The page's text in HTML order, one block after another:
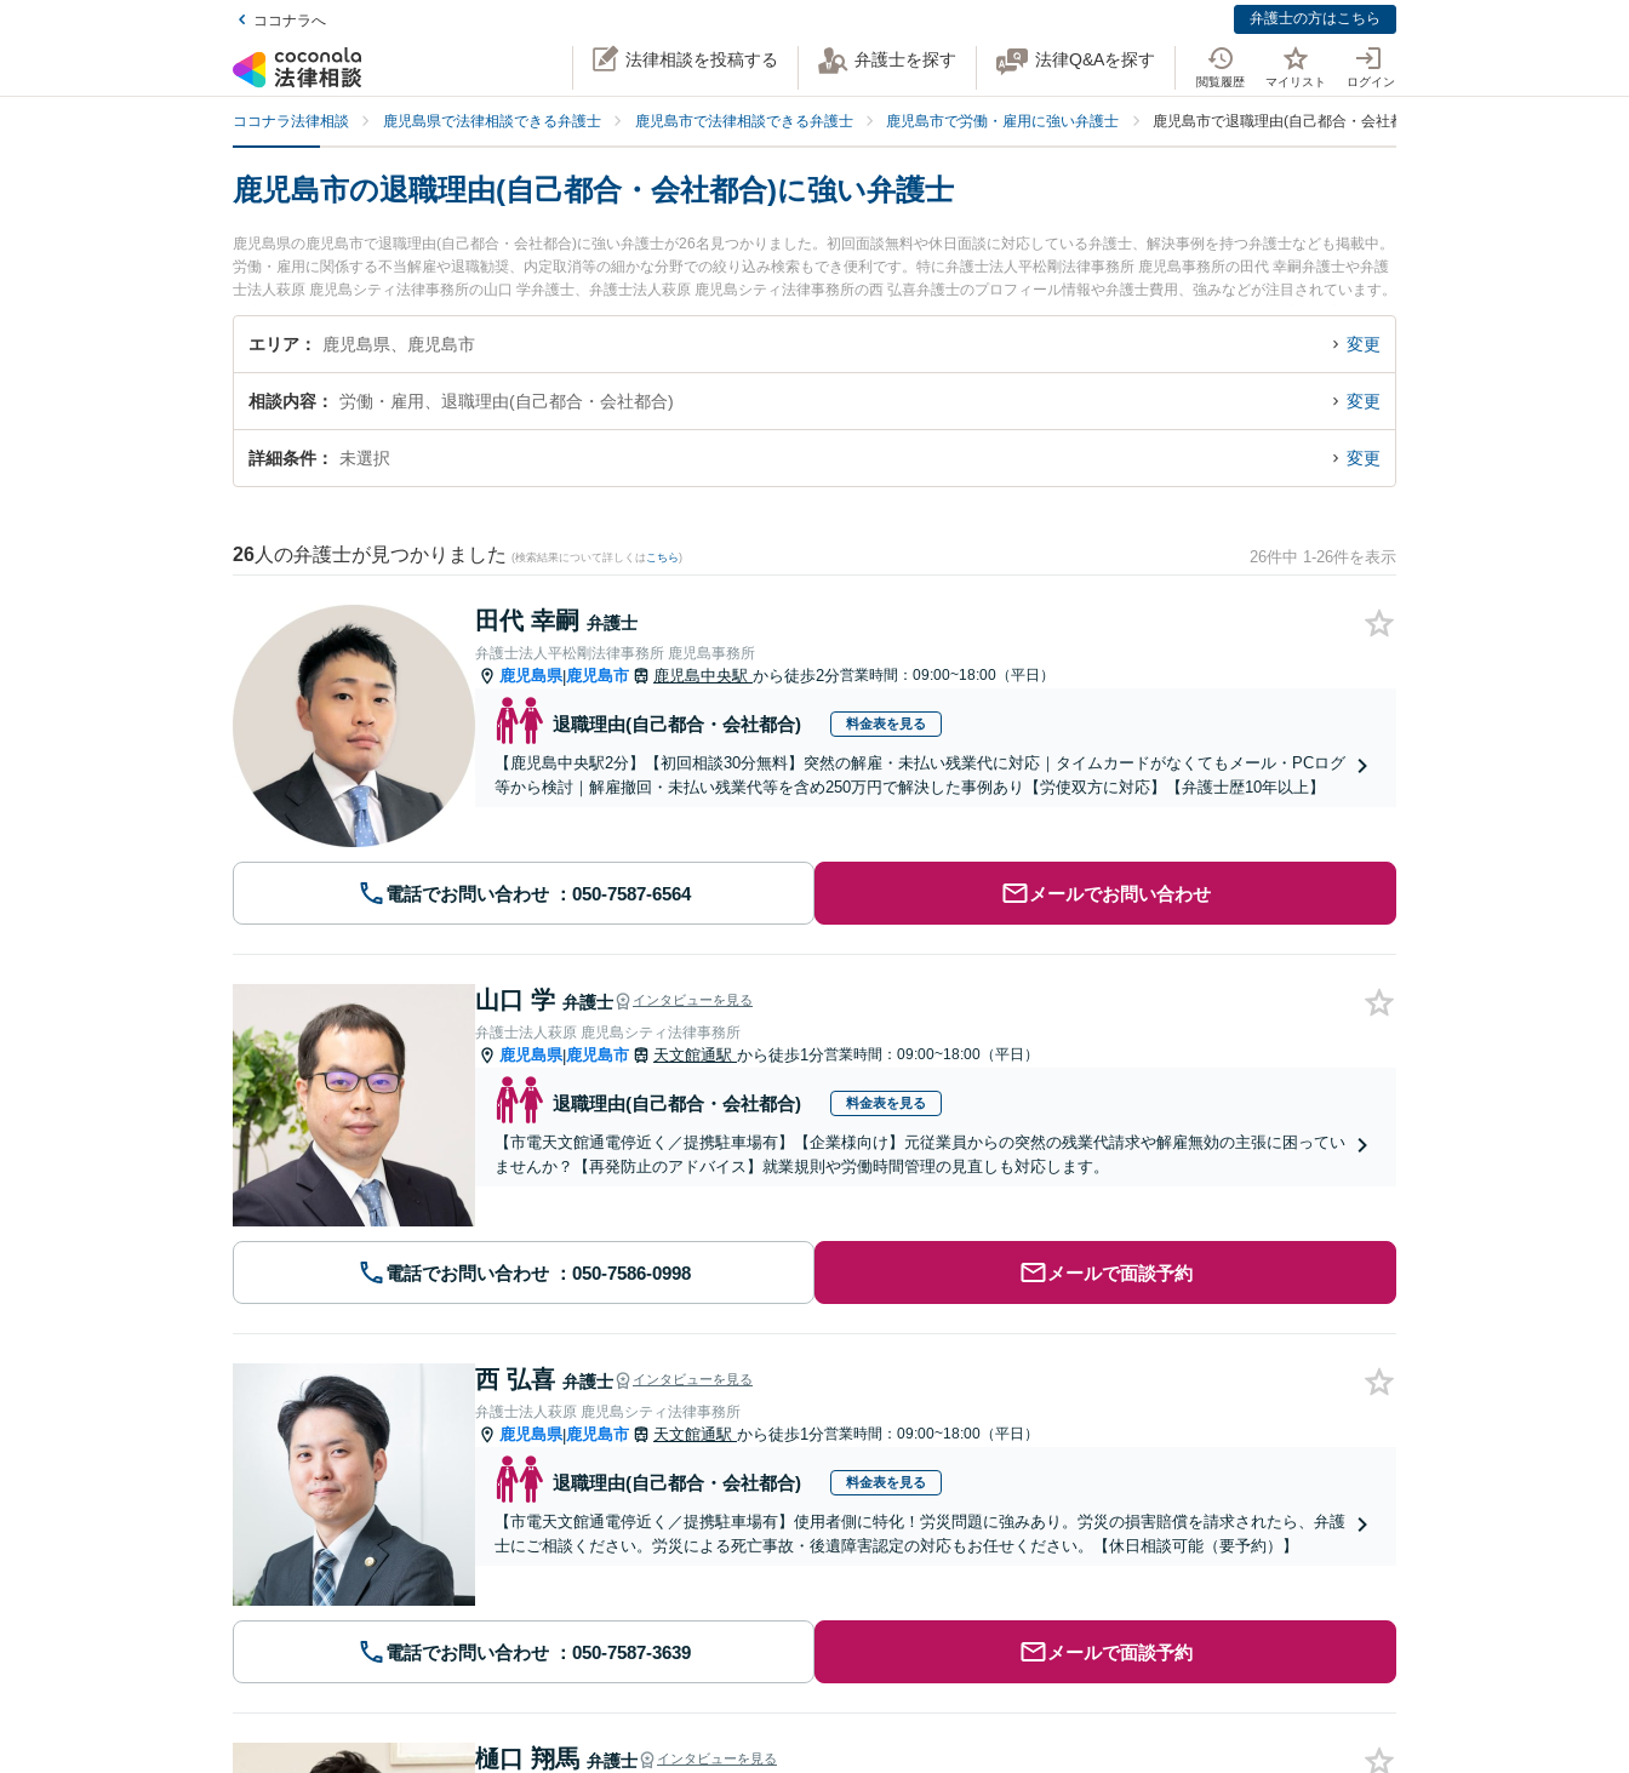
ココナラへ 弁護士の方はこちら
法律相談を投稿する 弁護士を探す 法律Q&Aを探す
閲覧履歴 マイリスト ログイン
ココナラ法律相談 鹿児島県で法律相談できる弁護士 鹿児島市で法律相談できる弁護士 鹿児島市で労働・雇用に強い弁護士 鹿児島市で退職理由(自己都合・会社都合)に強い弁護士
鹿児島市の退職理由(自己都合・会社都合)に強い弁護士
鹿児島県の鹿児島市で退職理由(自己都合・会社都合)に強い弁護士が26名見つかりました。初回面談無料や休日面談に対応している弁護士、解決事例を持つ弁護士なども掲載中。
労働・雇用に関係する不当解雇や退職勧奨、内定取消等の細かな分野での絞り込み検索もでき便利です。特に弁護士法人平松剛法律事務所 鹿児島事務所の田代 幸嗣弁護士や弁護
士法人萩原 鹿児島シティ法律事務所の山口 学弁護士、弁護士法人萩原 鹿児島シティ法律事務所の西 弘喜弁護士のプロフィール情報や弁護士費用、強みなどが注目されています。
『鹿児島市で土日や夜間に発生した退職理由(自己都合・会社都合)のトラブルを今すぐに弁護士に相談したい』『退職理由(自己都合・会社都合)のトラブル解決の実績豊富な近く
の弁護士を検索したい』『初回相談無料で退職理由(自己都合・会社都合)を法律相談できる鹿児島市内の弁護士に相談予約したい』などでお困りの相談者さんにおすすめです。
エリア 鹿児島県、鹿児島市 変更
相談内容 労働・雇用、退職理由(自己都合・会社都合) 変更
詳細条件 未選択 変更
26 人の弁護士が見つかりました (検索結果について詳しくは こちら) 26件中 1-26件を表示
田代 幸嗣 弁護士
弁護士法人平松剛法律事務所 鹿児島事務所
鹿児島県|鹿児島市 鹿児島中央駅 から徒歩2分営業時間：09:00~18:00（平日）
退職理由(自己都合・会社都合) 料金表を見る
【鹿児島中央駅2分】【初回相談30分無料】突然の解雇・未払い残業代に対応｜タイムカードがなくてもメール・PCログ
等から検討｜解雇撤回・未払い残業代等を含め250万円で解決した事例あり【労使双方に対応】【弁護士歴10年以上】
電話でお問い合わせ メールでお問い合わせ
山口 学 弁護士 インタビューを見る
弁護士法人萩原 鹿児島シティ法律事務所
鹿児島県|鹿児島市 天文館通駅 から徒歩1分営業時間：09:00~18:00（平日）
退職理由(自己都合・会社都合) 料金表を見る
【市電天文館通電停近く／提携駐車場有】【企業様向け】元従業員からの突然の残業代請求や解雇無効の主張に困ってい
ませんか？【再発防止のアドバイス】就業規則や労働時間管理の見直しも対応します。
電話でお問い合わせ メールで面談予約
西 弘喜 弁護士 インタビューを見る
弁護士法人萩原 鹿児島シティ法律事務所
鹿児島県|鹿児島市 天文館通駅 から徒歩1分営業時間：09:00~18:00（平日）
退職理由(自己都合・会社都合) 料金表を見る
【市電天文館通電停近く／提携駐車場有】使用者側に特化！労災問題に強みあり。労災の損害賠償を請求されたら、弁護
士にご相談ください。労災による死亡事故・後遺障害認定の対応もお任せください。【休日相談可能（要予約）】
電話でお問い合わせ メールで面談予約
樋口 翔馬 弁護士 インタビューを見る